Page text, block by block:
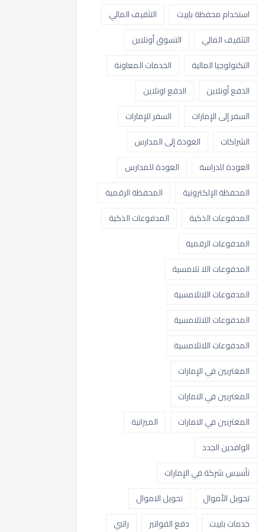
استخدام محفظة باييت
التثقيف المالي
التثقيف المالي
التسوق أونلاين
التكنولوجيا المالية
الخدمات المعاونة
الدفع أونلاين
الدفع اونلاين
السفر إلى الإمارات
السفر للإمارات
الشراكات
العودة إلى المدارس
العودة للدراسة
العودة للمدارس
المحفظة الإلكترونية
المحفظة الرقمية
المدفوعات الذكية
المدفوعات الذكية
المدفوعات الرقمية
المدفوعات اللا تلامسية
المدفوعات اللاتلامسية
المدفوعات اللاتلامسية
المدفوعات اللاتلامسية
المغتربين في الإمارات
المغتربين في الامارات
المغتربين في الامارات
الميزانية
الوافدين الجدد
تأسيس شركة في الإمارات
تحويل الأموال
تحويل الاموال
خدمات باييت
دفع الفواتير راتبي